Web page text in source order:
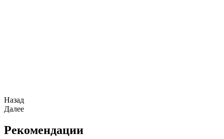
Назад
Далее
Рекомендации